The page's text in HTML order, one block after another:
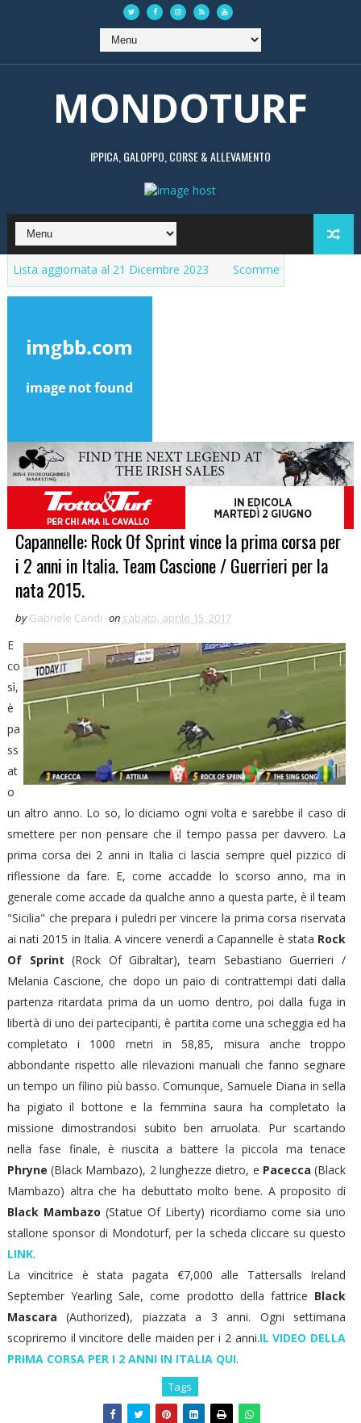
MONDOTURF
IPPICA, GALOPPO, CORSE & ALLEVAMENTO
al 21 Dicembre 2023 Scommetti responsabilmente,
Capannelle: Rock Of Sprint vince la prima corsa per
i 2 anni in Italia. Team Cascione / Guerrieri per la
nata 2015.
by Gabriele Candi on sabato, aprile 15, 2017
E
co
sì,
è
pa
ss
at
o
un altro anno. Lo so, lo diciamo ogni volta e sarebbe il caso di
smettere per non pensare che il tempo passa per davvero. La
prima corsa dei 2 anni in Italia ci lascia sempre quel pizzico di
riflessione da fare. E, come accadde lo scorso anno, ma in
generale come accade da qualche anno a questa parte, è il team
"Sicilia" che prepara i puledri per vincere la prima corsa riservata
ai nati 2015 in Italia. A vincere venerdì a Capannelle è stata Rock
Of Sprint (Rock Of Gibraltar), team Sebastiano Guerrieri /
Melania Cascione, che dopo un paio di contrattempi dati dalla
partenza ritardata prima da un uomo dentro, poi dalla fuga in
libertà di uno dei partecipanti, è partita come una scheggia ed ha
completato i 1000 metri in 58,85, misura anche troppo
abbondante rispetto alle rilevazioni manuali che fanno segnare
un tempo un filino più basso. Comunque, Samuele Diana in sella
ha pigiato il bottone e la femmina saura ha completato la
missione dimostrandosi subito ben arruolata. Pur scartando
nella fase finale, è riuscita a battere la piccola ma tenace
Phryne (Black Mambazo), 2 lunghezze dietro, e Pacecca (Black
Mambazo) altra che ha debuttato molto bene. A proposito di
Black Mambazo (Statue Of Liberty) ricordiamo come sia uno
stallone sponsor di Mondoturf, per la scheda cliccare su questo
LINK.
La vincitrice è stata pagata €7,000 alle Tattersalls Ireland
September Yearling Sale, come prodotto della fattrice Black
Mascara (Authorized), piazzata a 3 anni. Ogni settimana
scopriremo il vincitore delle maiden per i 2 anni.IL VIDEO DELLA
PRIMA CORSA PER I 2 ANNI IN ITALIA QUI.
Tags